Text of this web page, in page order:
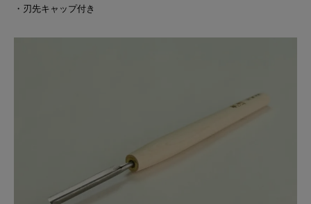
・刃先キャップ付き